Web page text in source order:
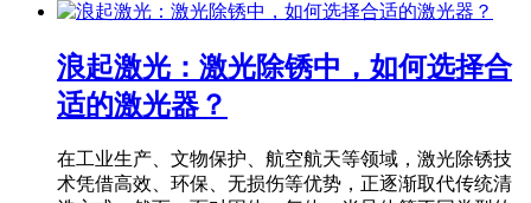
浪起激光：激光除锈中，如何选择合
适的激光器？
在工业生产、文物保护、航空航天等领域，激光除锈技
术凭借高效、环保、无损伤等优势，正逐渐取代传统清